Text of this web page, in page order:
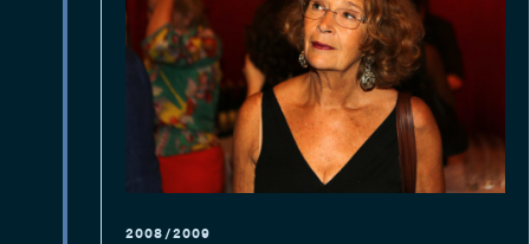
2008/2009